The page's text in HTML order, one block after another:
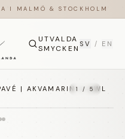
I MALMÖ & STOCKHOLM
UTVALDA
SMYCKEN SV / EN
| AKVAMARIN — LWL
1 / 5